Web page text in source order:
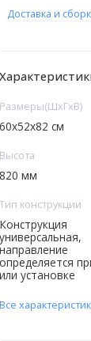
Доставка и
Размеры(ШxГxВ)
60х52х82 см
Высота
820 мм
Тип конструкции
Конструкция
универсальная,
направление
определяется
или установке
Все